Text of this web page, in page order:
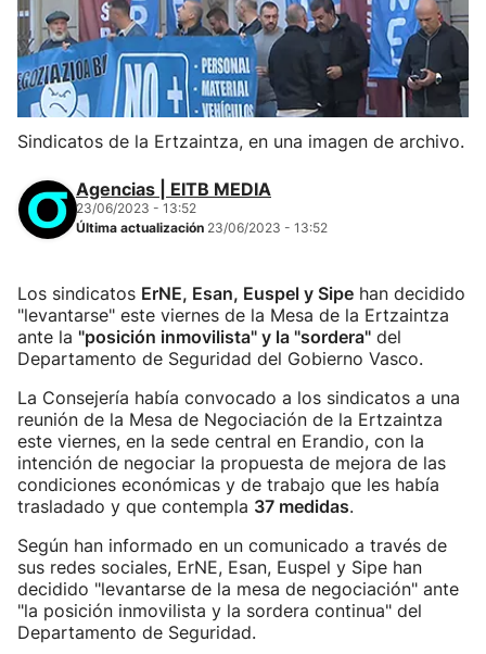
Sindicatos de la Ertzaintza, en una imagen de archivo.
Agencias | EITB MEDIA
23/06/2023 - 13:52
Última actualización 23/06/2023 - 13:52
Los sindicatos ErNE, Esan, Euspel y Sipe han decidido
"levantarse" este viernes de la Mesa de la Ertzaintza
ante la "posición inmovilista" y la "sordera" del
Departamento de Seguridad del Gobierno Vasco.
La Consejería había convocado a los sindicatos a una
reunión de la Mesa de Negociación de la Ertzaintza
este viernes, en la sede central en Erandio, con la
intención de negociar la propuesta de mejora de las
condiciones económicas y de trabajo que les había
trasladado y que contempla 37 medidas.
Según han informado en un comunicado a través de
sus redes sociales, ErNE, Esan, Euspel y Sipe han
decidido "levantarse de la mesa de negociación" ante
"la posición inmovilista y la sordera continua" del
Departamento de Seguridad.